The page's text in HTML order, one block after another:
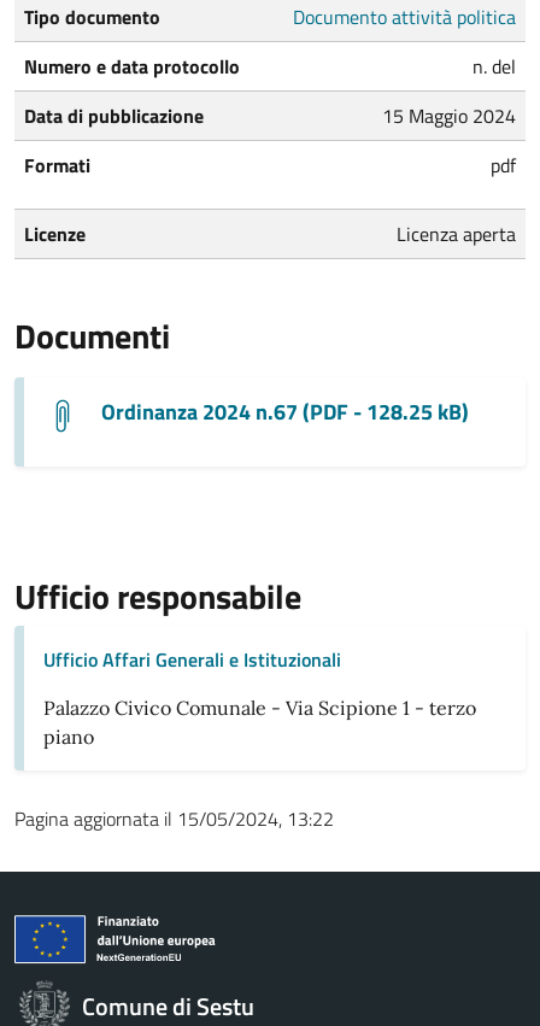
Tipo documento
Documento attività politica
Numero e data protocollo
n. del
Data di pubblicazione
15 Maggio 2024
Formati
pdf
Licenze Licenza aperta
Documenti
Ordinanza 2024 n.67 (PDF - 128.25 kB)
Ufficio responsabile
Ufficio Affari Generali e Istituzionali
Palazzo Civico Comunale - Via Scipione 1 - terzo
piano
Pagina aggiornata il 15/05/2024, 13:22
Comune di Sestu